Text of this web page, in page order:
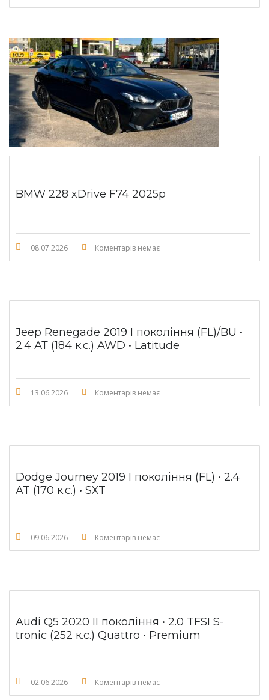
BMW 228 xDrive F74 2025p
08.07.2026 Коментарів немає
Jeep Renegade 2019 I покоління (FL)/BU •
2.4 АТ (184 к.с.) AWD • Latitude
13.06.2026 Коментарів немає
Dodge Journey 2019 I покоління (FL) • 2.4
AT (170 к.с.) • SXT
09.06.2026 Коментарів немає
Audi Q5 2020 II покоління • 2.0 TFSI S-
tronic (252 к.с.) Quattro • Premium
02.06.2026 Коментарів немає